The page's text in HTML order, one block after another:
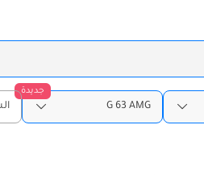
جديدة
G 63 AMG